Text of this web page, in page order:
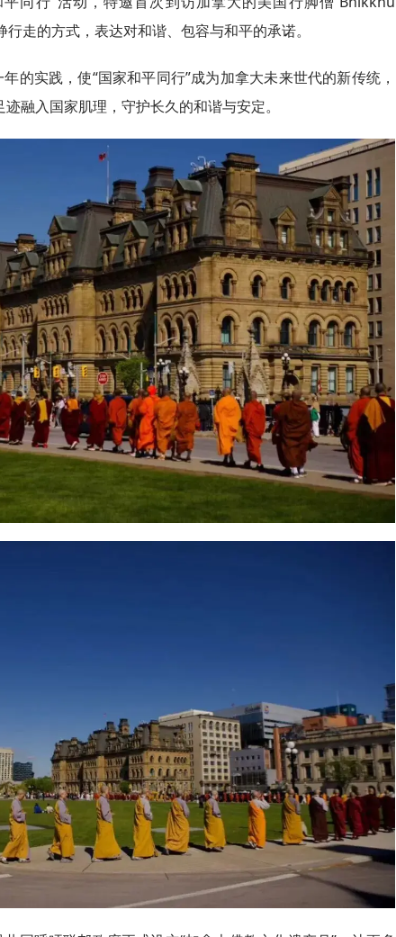
走的方式，表达对和谐、包容与和平的承诺。
的实践，使“国家和平同行”成为加拿大未来世代的新传统，
融入国家肌理，守护长久的和谐与安定。